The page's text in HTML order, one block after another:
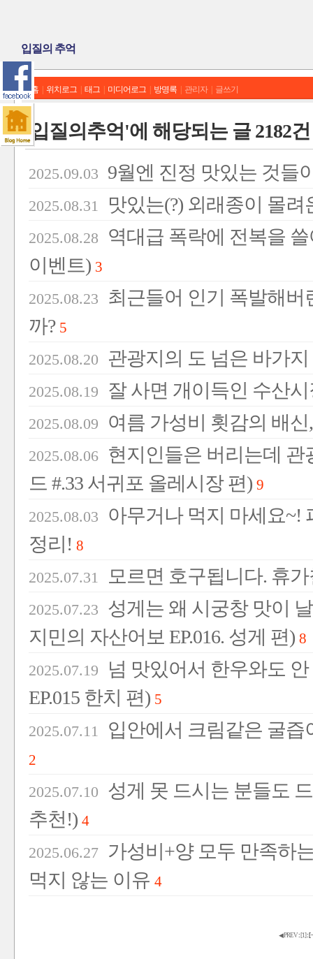
입질의 추억
홈 위치로그 태그 미디어로그 방명록 관리자 글쓰기
'입질의추억'에 해당되는 글 2182건
2025.09.03 9월엔 진정 맛있는 것들
2025.08.31 맛있는(?) 외래종이 몰
2025.08.28
역대급 폭락에 전복을
이벤트) 3
2025.08.23
최근들어 인기 폭발해
까? 5
2025.08.20 관광지의 도 넘은 바가
2025.08.19 잘 사면 개이득인 수산
2025.08.09 여름 가성비 횟감의 배
2025.08.06 현지인들은 버리는데
드 #.33 서귀포 올레시장 편)9
2025.08.03
아무거나 먹지 마세요~!
정리!8
2025.07.31 모르면 호구됩니다. 휴
2025.07.23 성게는 왜 시궁창 맛이
지민의 자산어보 EP.016. 성게 편)8
2025.07.19
넘 맛있어서 한우와도
EP.015 한치 편) 5
2025.07.11 입안에서 크림같은 굴즙
2
2025.07.10 성게 못 드시는 분들도
추천!)4
2025.06.27 가성비+양 모두 만족하
먹지 않는 이유4
◀ PREV: [1]: [